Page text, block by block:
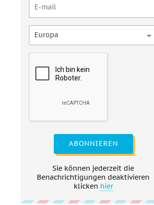
Europa
ABONNIEREN
Sie können jederzeit die
Benachrichtigungen deaktivieren
klicken hier